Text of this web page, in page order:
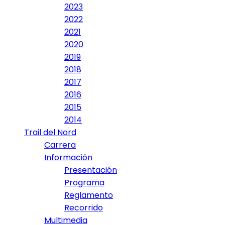
2023
2022
2021
2020
2019
2018
2017
2016
2015
2014
Trail del Nord
Carrera
Información
Presentación
Programa
Reglamento
Recorrido
Multimedia